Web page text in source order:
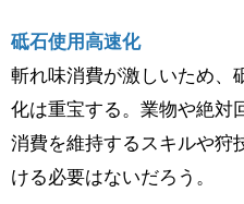
砥石使用高速化
斬れ味消費が激しいため、
化は重宝する。業物や絶対
消費を維持するスキルや狩
ける必要はないだろう。